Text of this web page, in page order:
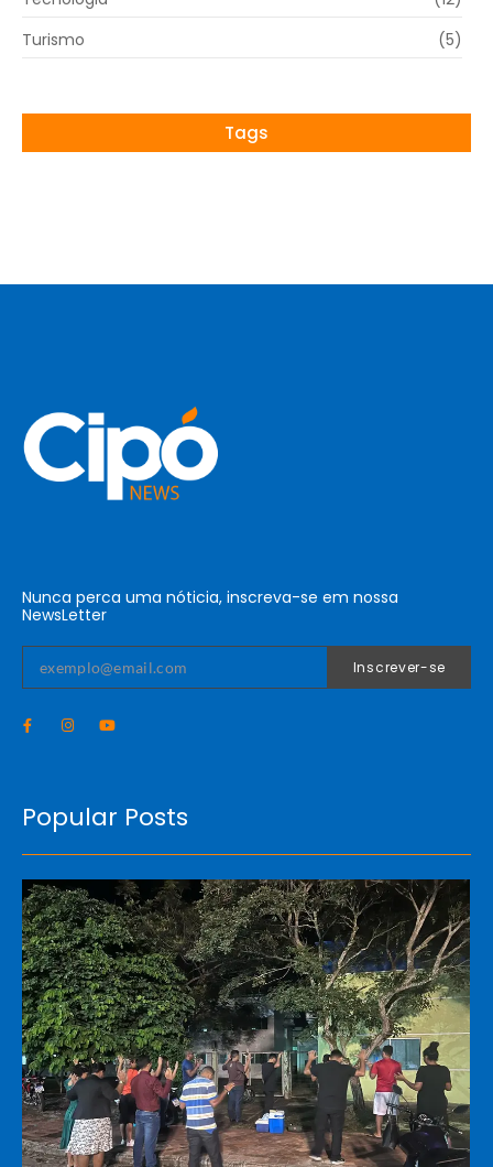
Turismo
(5)
Tags
Nunca perca uma nóticia, inscreva-se em nossa
NewsLetter
Inscrever-se
Popular Posts